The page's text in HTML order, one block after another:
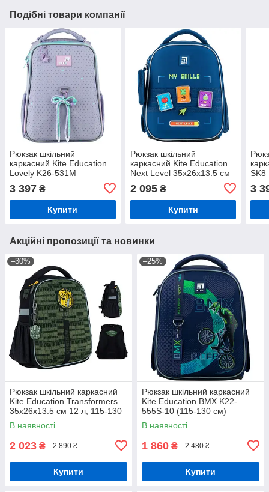
Подібні товари компанії
Рюкзак шкільний
каркасний Kite Education
Lovely K26-531M
3 397 ₴
Купити
Рюкзак шкільний
каркасний Kite Education
Next Level 35x26x13.5 см
(K24-555S-8)
2 095₴
Купити
SK8
3
Акційні пропозиції та новинки
–30%
Рюкзак шкільний каркасний
Kite Education Transformers
35x26x13.5 см 12 л, 115-130
см (TF24-555S)
В наявності
2 023 ₴ 2 890 ₴
Купити
–25%
Рюкзак шкільний каркасний
Kite Education BMX K22-
555S-10 (115-130 см)
В наявності
1 860 ₴ 2 480 ₴
Купити